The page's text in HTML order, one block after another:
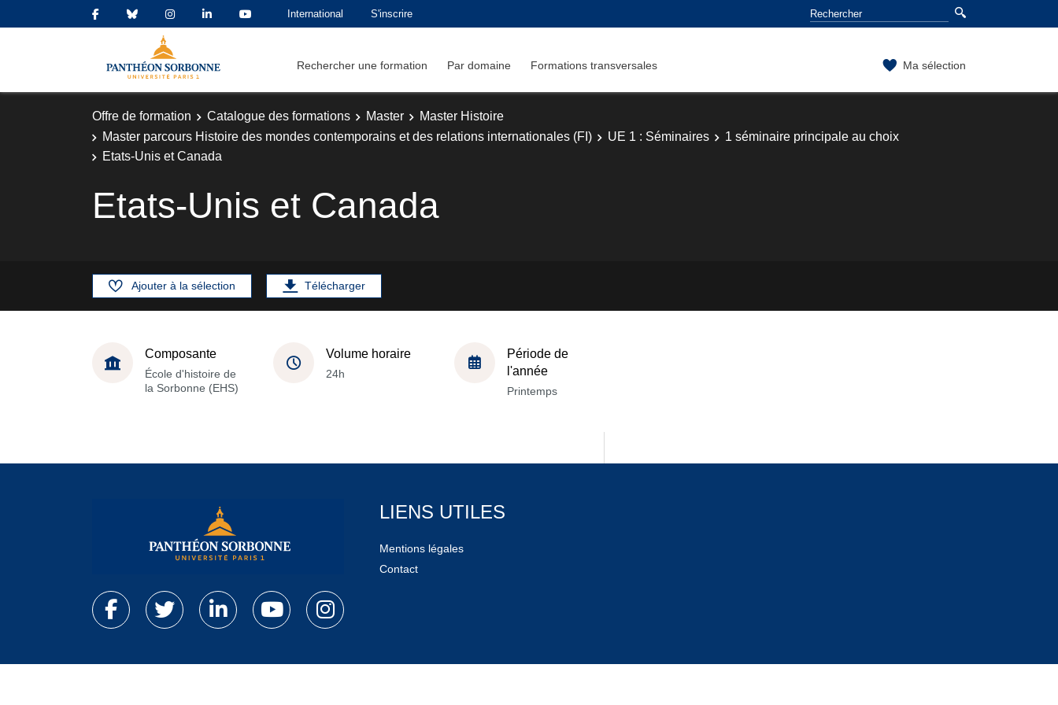
International S'inscrire
Rechercher une formation Par domaine Formations transversales Ma sélection
Offre de formation Catalogue des formations Master
Master Histoire
Master parcours Histoire des mondes contemporains et des relations internationales (FI)
UE 1 : Séminaires
1 séminaire principale au choix
Etats-Unis et Canada
Etats-Unis et Canada
Ajouter à la sélection Télécharger
Composante
École d'histoire de
la Sorbonne (EHS)
Volume horaire
24h
Période de
l'année
Printemps
LIENS UTILES
Mentions légales
Contact